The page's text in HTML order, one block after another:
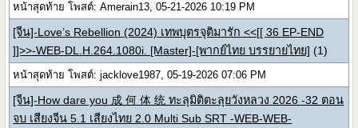
หน้าสุดท้าย โพสต์: Amerain13, 05-21-2026 10:19 PM
[จีน]-Love’s Rebellion (2024) เทพบุตรจุติมารัก <<[[ 36 EP-END
]]>>-WEB-DL.H.264.1080i. [Master]-[พากย์ไทย บรรยายไทย] (1)
หน้าสุดท้าย โพสต์: jacklove1987, 05-19-2026 07:06 PM
[จีน]-How dare you 成 何 体 统 ทะลุมิติตะลุยวังหลวง 2026 -32 ตอน
จบ เสียงจีน 5.1 เสียงไทย 2.0 Multi Sub SRT -WEB-WEB-